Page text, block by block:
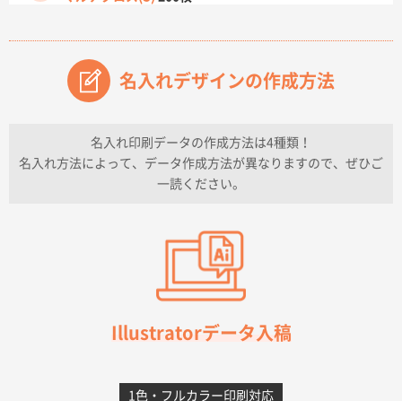
原稿データ流用が可能で価格が妥当なこと
兵庫県のお客様
チケットホルダー ダブルポケット
上記のとおりです。
柳さんの対応が素晴らしかった。
フレキソレジ袋 Uバッグ 35号
5000枚
2026年06月28日 15:14
名入れデザインの作成方法
名入れ印刷データの作成方法は4種類！
名入れ方法によって、データ作成方法が異なりますので、ぜひご
一読ください。
Illustratorデータ入稿
1色・フルカラー印刷対応